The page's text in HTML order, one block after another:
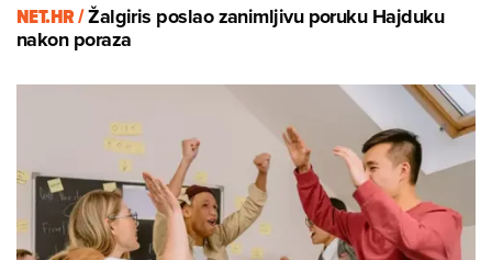
NET.HR /Žalgiris poslao zanimljivu poruku Hajduku
nakon poraza